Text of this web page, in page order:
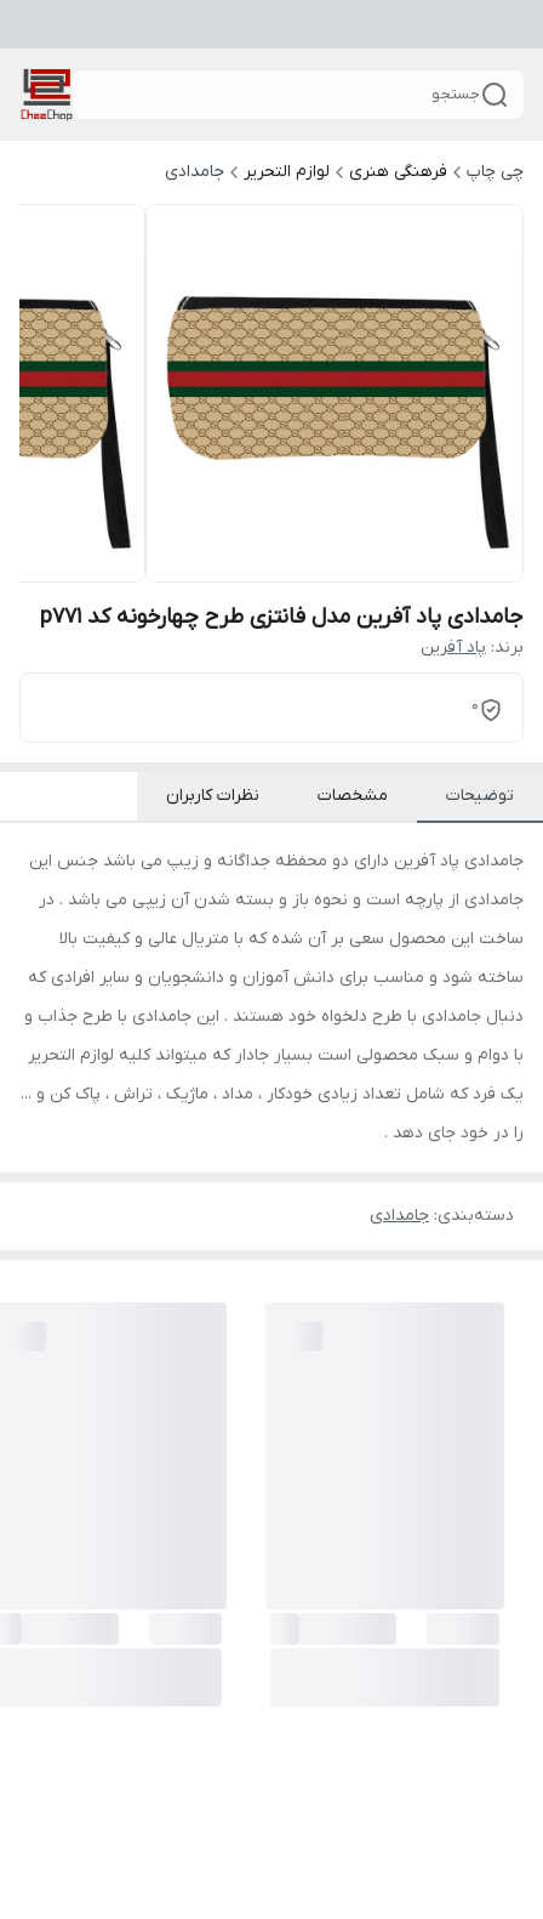
جستجو
چی چاپ فرهنگی هنری لوازم التحریر جامدادی
جامدادی پاد آفرین مدل فانتزی طرح چهارخونه کد p771
برند: پاد آفرین
0
توضیحات مشخصات نظرات کاربران
جامدادی پاد آفرین دارای دو محفظه جداگانه و زیپ می باشد جنس این
جامدادی از پارچه است و نحوه باز و بسته شدن آن زیپی می باشد . در
ساخت این محصول سعی بر آن شده که با متریال عالی و کیفیت بالا
ساخته شود و مناسب برای دانش آموزان و دانشجویان و سایر افرادی که
دنبال جامدادی با طرح دلخواه خود هستند . این جامدادی با طرح جذاب و
با دوام و سبک محصولی است بسیار جادار که میتواند کلیه لوازم التحریر
یک فرد که شامل تعداد زیادی خودکار ، مداد ، ماژیک ، تراش ، پاک کن و ...
را در خود جای دهد .
دسته‌بندی: جامدادی